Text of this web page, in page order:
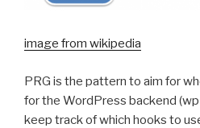
image from wikipedia
PRG is the pattern to aim for
for the WordPress backend
keep track of which hooks to